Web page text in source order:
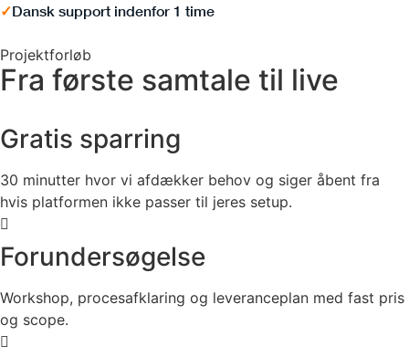
✓Dansk support indenfor 1 time
Projektforløb
Fra første samtale til live
Gratis sparring
30 minutter hvor vi afdækker behov og siger åbent fra
hvis platformen ikke passer til jeres setup.
Forundersøgelse
Workshop, procesafklaring og leveranceplan med fast pris
og scope.